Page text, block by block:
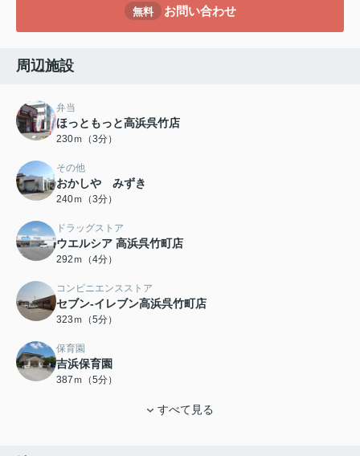
無料 お問い合わせ
周辺施設
弁当
ほっともっと高浜呉竹店
230ｍ（3分）
その他
おかしや みずき
240ｍ（3分）
ドラッグストア
ウエルシア 高浜呉竹町店
292ｍ（4分）
コンビニエンスストア
セブン-イレブン高浜呉竹町店
323ｍ（5分）
保育園
吉浜保育園
387ｍ（5分）
すべて見る